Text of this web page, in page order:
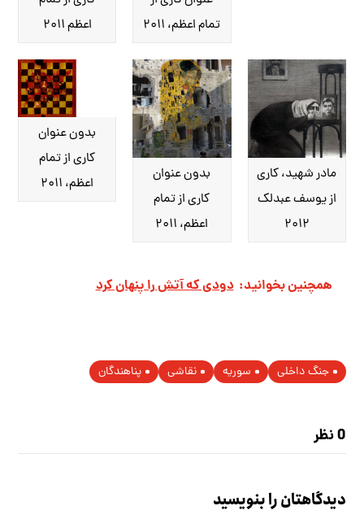
اعظم ۲۰۱۱
تمام اعظم، ۲۰۱۱
بدون عنوان
کاری از تمام
اعظم، ۲۰۱۱
بدون عنوان
کاری از تمام
اعظم، ۲۰۱۱
مادر شهید، کاری
از یوسف عبدلک
۲۰۱۲
همچنین بخوانید: دودی که آتش را پنهان کرد
جنگ داخلی سوریه نقاشی پناهندگان
0 نظر
دیدگاهتان را بنویسید